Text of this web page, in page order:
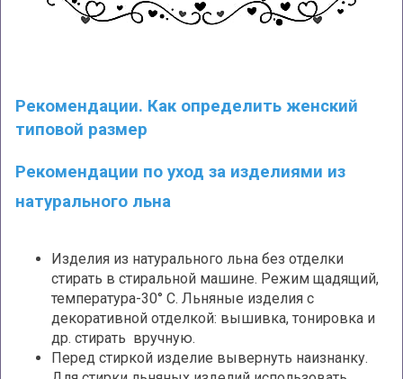
Рекомендации. Как определить женский
типовой размер
Рекомендации по уход за изделиями из
натурального льна
Изделия из натурального льна без отделки
стирать в стиральной машине. Режим щадящий,
температура-30° С. Льняные изделия с
декоративной отделкой: вышивка, тонировка и
др. стирать вручную.
Перед стиркой изделие вывернуть наизнанку.